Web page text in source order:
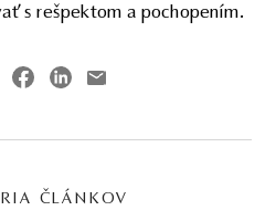
s rešpektom a pochopením.
ČLÁNKOV